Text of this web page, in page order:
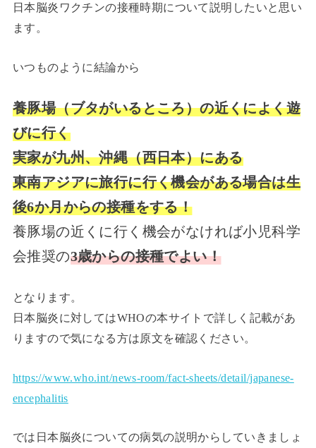
日本脳炎ワクチンの接種時期について説明したいと思い
ます。
いつものように結論から
養豚場（ブタがいるところ）の近くによく遊
びに行く
実家が九州、沖縄（西日本）にある
東南アジアに旅行に行く機会がある場合は生
後6か月からの接種をする！
養豚場の近くに行く機会がなければ小児科学
会推奨の3歳からの接種でよい！
となります。
日本脳炎に対してはWHOの本サイトで詳しく記載があ
りますので気になる方は原文を確認ください。
https://www.who.int/news-room/fact-sheets/detail/japanese-
encephalitis
では日本脳炎についての病気の説明からしていきましょ